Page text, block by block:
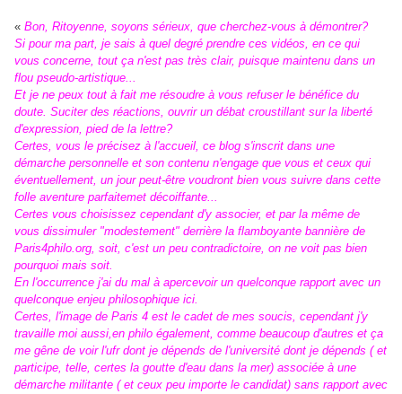
« Bon, Ritoyenne, soyons sérieux, que cherchez-vous à démontrer?
Si pour ma part, je sais à quel degré prendre ces vidéos, en ce qui
vous concerne, tout ça n'est pas très clair, puisque maintenu dans un
flou pseudo-artistique...
Et je ne peux tout à fait me résoudre à vous refuser le bénéfice du
doute. Suciter des réactions, ouvrir un débat croustillant sur la liberté
d'expression, pied de la lettre?
Certes, vous le précisez à l'accueil, ce blog s'inscrit dans une
démarche personnelle et son contenu n'engage que vous et ceux qui
éventuellement, un jour peut-être voudront bien vous suivre dans cette
folle aventure parfaitemet décoiffante...
Certes vous choisissez cependant d'y associer, et par la même de
vous dissimuler "modestement" derrière la flamboyante bannière de
Paris4philo.org, soit, c'est un peu contradictoire, on ne voit pas bien
pourquoi mais soit.
En l'occurrence j'ai du mal à apercevoir un quelconque rapport avec un
quelconque enjeu philosophique ici.
Certes, l'image de Paris 4 est le cadet de mes soucis, cependant j'y
travaille moi aussi,en philo également, comme beaucoup d'autres et ça
me gêne de voir l'ufr dont je dépends de l'université dont je dépends ( et
participe, telle, certes la goutte d'eau dans la mer) associée à une
démarche militante ( et ceux peu importe le candidat) sans rapport avec